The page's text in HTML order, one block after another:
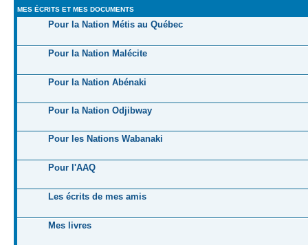
MES ÉCRITS ET MES DOCUMENTS
Pour la Nation Métis au Québec
Pour la Nation Malécite
Pour la Nation Abénaki
Pour la Nation Odjibway
Pour les Nations Wabanaki
Pour l'AAQ
Les écrits de mes amis
Mes livres